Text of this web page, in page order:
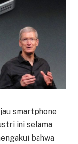
smartphone
ini selama
bahwa